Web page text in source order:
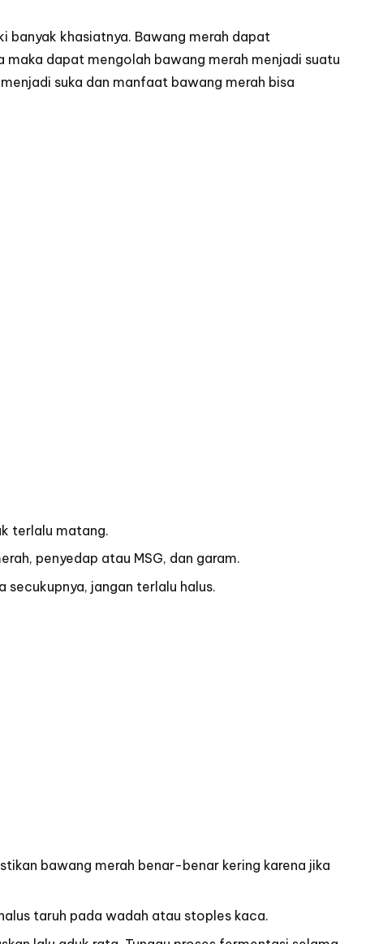
banyak khasiatnya. Bawang merah dapat
maka dapat mengolah bawang merah menjadi suatu
suka dan manfaat bawang merah bisa
terlalu matang.
penyedap atau MSG, dan garam.
secukupnya, jangan terlalu halus.
bawang merah benar-benar kering karena jika
taruh pada wadah atau stoples kaca.